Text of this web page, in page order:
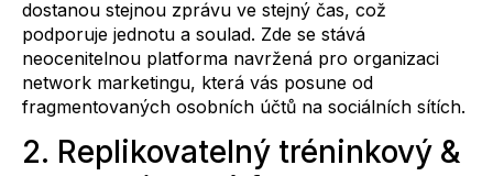
dostanou stejnou zprávu ve stejný čas, což
podporuje jednotu a soulad. Zde se stává
neocenitelnou platforma navržená pro organizaci
network marketingu, která vás posune od
fragmentovaných osobních účtů na sociálních sítích.
2. Replikovatelný tréninkový &